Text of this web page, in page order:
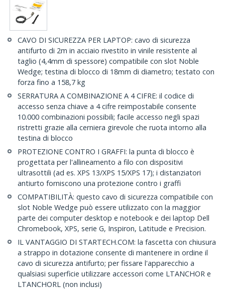
CAVO DI SICUREZZA PER LAPTOP: cavo di sicurezza
antifurto di 2m in acciaio rivestito in vinile resistente al
taglio (4,4mm di spessore) compatibile con slot Noble
Wedge; testina di blocco di 18mm di diametro; testato con
forza fino a 158,7 kg
SERRATURA A COMBINAZIONE A 4 CIFRE: il codice di
accesso senza chiave a 4 cifre reimpostabile consente
10.000 combinazioni possibili; facile accesso negli spazi
ristretti grazie alla cerniera girevole che ruota intorno alla
testina di blocco
PROTEZIONE CONTRO I GRAFFI: la punta di blocco è
progettata per l'allineamento a filo con dispositivi
ultrasottili (ad es. XPS 13/XPS 15/XPS 17); i distanziatori
antiurto forniscono una protezione contro i graffi
COMPATIBILITÀ: questo cavo di sicurezza compatibile con
slot Noble Wedge può essere utilizzato con la maggior
parte dei computer desktop e notebook e dei laptop Dell
Chromebook, XPS, serie G, Inspiron, Latitude e Precision.
IL VANTAGGIO DI STARTECH.COM: la fascetta con chiusura
a strappo in dotazione consente di mantenere in ordine il
cavo di sicurezza antifurto; per fissare l'apparecchio a
qualsiasi superficie utilizzare accessori come LTANCHOR e
LTANCHORL (non inclusi)